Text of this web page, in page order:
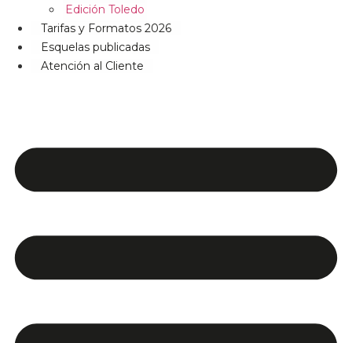
Edición Toledo
Tarifas y Formatos 2026
Esquelas publicadas
Atención al Cliente